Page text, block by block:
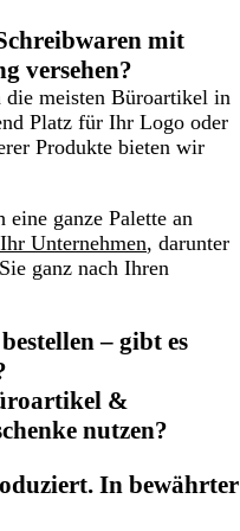
mit
versehen?
die meisten Büroartikel in
Platz für Ihr Logo oder
Produkte bieten wir
ganze Palette an
Unternehmen, darunter
ganz nach Ihren
– gibt es
&
nutzen?
In bewährter